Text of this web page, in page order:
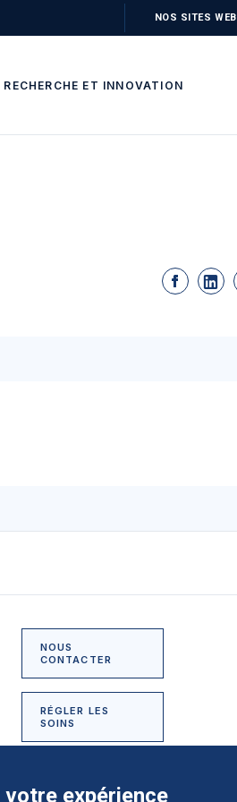
RECHERCHE ET INNOVATION
NOS SITES WEB
NOUS
CONTACTER
RÉGLER LES
SOINS
expérience